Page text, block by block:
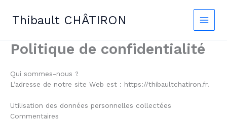
contentThibault CHÂTIRON
Politique de confidentialité
Qui sommes-nous ?
L’adresse de notre site Web est : https://thibaultchatiron.fr.
Utilisation des données personnelles collectées
Commentaires